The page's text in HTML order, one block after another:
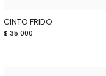
CINTO FRIDO
$ 35.000